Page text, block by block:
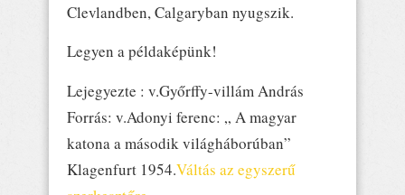
Clevlandben, Calgaryban nyugszik.
Legyen a példaképünk!
Lejegyezte : v.Győrffy-villám András
Forrás: v.Adonyi ferenc: „ A magyar
katona a második világháborúban”
Klagenfurt 1954.Váltás az egyszerű